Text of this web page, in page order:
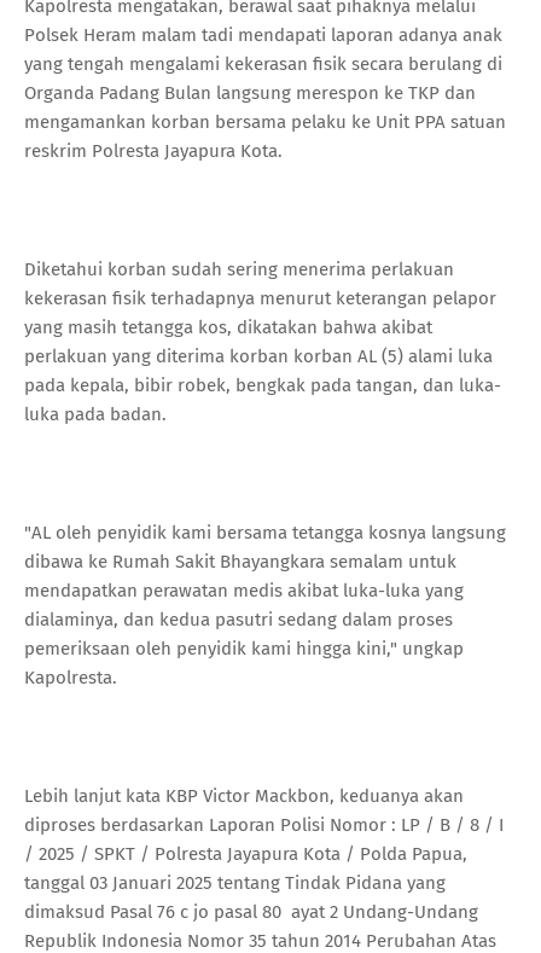
Kapolresta mengatakan, berawal saat pihaknya melalui
Polsek Heram malam tadi mendapati laporan adanya anak
yang tengah mengalami kekerasan fisik secara berulang di
Organda Padang Bulan langsung merespon ke TKP dan
mengamankan korban bersama pelaku ke Unit PPA satuan
reskrim Polresta Jayapura Kota.
Diketahui korban sudah sering menerima perlakuan
kekerasan fisik terhadapnya menurut keterangan pelapor
yang masih tetangga kos, dikatakan bahwa akibat
perlakuan yang diterima korban korban AL (5) alami luka
pada kepala, bibir robek, bengkak pada tangan, dan luka-
luka pada badan.
"AL oleh penyidik kami bersama tetangga kosnya langsung
dibawa ke Rumah Sakit Bhayangkara semalam untuk
mendapatkan perawatan medis akibat luka-luka yang
dialaminya, dan kedua pasutri sedang dalam proses
pemeriksaan oleh penyidik kami hingga kini," ungkap
Kapolresta.
Lebih lanjut kata KBP Victor Mackbon, keduanya akan
diproses berdasarkan Laporan Polisi Nomor : LP / B / 8 / I
/ 2025 / SPKT / Polresta Jayapura Kota / Polda Papua,
tanggal 03 Januari 2025 tentang Tindak Pidana yang
dimaksud Pasal 76 c jo pasal 80 ayat 2 Undang-Undang
Republik Indonesia Nomor 35 tahun 2014 Perubahan Atas